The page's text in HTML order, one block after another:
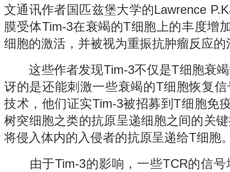
文通讯作者国匹兹堡大学的Lawrence
膜受体Tim-3在衰竭的T细胞上的丰度增
细胞的激活，并被视为重振抗肿瘤反应的
这些作者发现Tim-3不仅是T细胞衰竭
讶的是还能刺激一些衰竭的T细胞恢复
技术，他们证实Tim-3被招募到T细胞免
树突细胞之类的抗原呈递细胞之间的关
将侵入体内的入侵者的抗原呈递给T细胞
由于Tim-3的影响，一些TCR的信号